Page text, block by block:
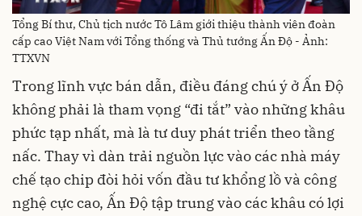
Tổng Bí thư, Chủ tịch nước Tô Lâm giới thiệu thành viên đoàn
cấp cao Việt Nam với Tổng thống và Thủ tướng Ấn Độ - Ảnh:
TTXVN
Trong lĩnh vực bán dẫn, điều đáng chú ý ở Ấn Độ
không phải là tham vọng “đi tắt” vào những khâu
phức tạp nhất, mà là tư duy phát triển theo tầng
nấc. Thay vì dàn trải nguồn lực vào các nhà máy
chế tạo chip đòi hỏi vốn đầu tư khổng lồ và công
nghệ cực cao, Ấn Độ tập trung vào các khâu có lợi